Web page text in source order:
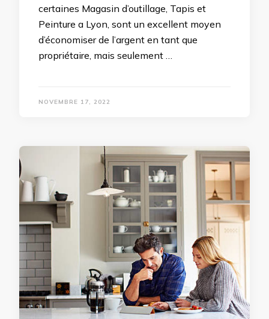
certaines Magasin d’outillage, Tapis et
Peinture a Lyon, sont un excellent moyen
d’économiser de l’argent en tant que
propriétaire, mais seulement …
NOVEMBRE 17, 2022